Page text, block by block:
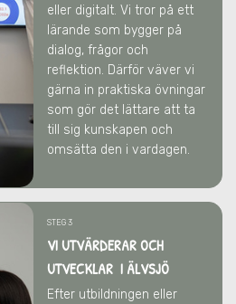
eller digitalt. Vi tror på ett
lärande som bygger på
dialog, frågor och
reflektion. Därför väver vi
gärna in praktiska övningar
som gör det lättare att ta
till sig kunskapen och
omsätta den i vardagen.
STEG 3
VI UTVÄRDERAR OCH
UTVECKLAR I ÄLVSJÖ
Efter utbildningen eller